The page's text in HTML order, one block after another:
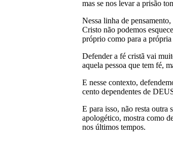
mas se nos levar a prisão
Nessa linha de
Cristo não podemos
próprio como para a
Defender a fé cristã vai
aquela pessoa que tem fé,
E nesse contexto,
cento dependentes de
E para isso, não resta outra
apologético, mostra como
nos últimos tempos.